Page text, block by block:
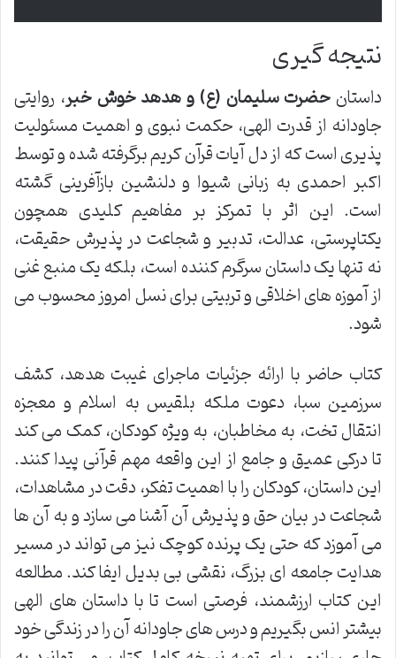
نتیجه گیری
داستانحضرت سلیمان (ع) و هدهد خوش خبر، روایتی
جاودانه از قدرت الهی، حکمت نبوی و اهمیت مسئولیت
پذیری است که از دل آیات قرآن کریم برگرفته شده و توسط
اکبر احمدی به زبانی شیوا و دلنشین بازآفرینی گشته
است. این اثر با تمرکز بر مفاهیم کلیدی همچون
یکتاپرستی، عدالت، تدبیر و شجاعت در پذیرش حقیقت،
نه تنها یک داستان سرگرم کننده است، بلکه یک منبع غنی
از آموزه های اخلاقی و تربیتی برای نسل امروز محسوب می
شود.
کتاب حاضر با ارائه جزئیات ماجرای غیبت هدهد، کشف
سرزمین سبا، دعوت ملکه بلقیس به اسلام و معجزه
انتقال تخت، به مخاطبان، به ویژه کودکان، کمک می کند
تا درکی عمیق و جامع از این واقعه مهم قرآنی پیدا کنند.
این داستان، کودکان را با اهمیت تفکر، دقت در مشاهدات،
شجاعت در بیان حق و پذیرش آن آشنا می سازد و به آن ها
می آموزد که حتی یک پرنده کوچک نیز می تواند در مسیر
هدایت جامعه ای بزرگ، نقشی بی بدیل ایفا کند. مطالعه
این کتاب ارزشمند، فرصتی است تا با داستان های الهی
بیشتر انس بگیریم و درس های جاودانه آن را در زندگی خود